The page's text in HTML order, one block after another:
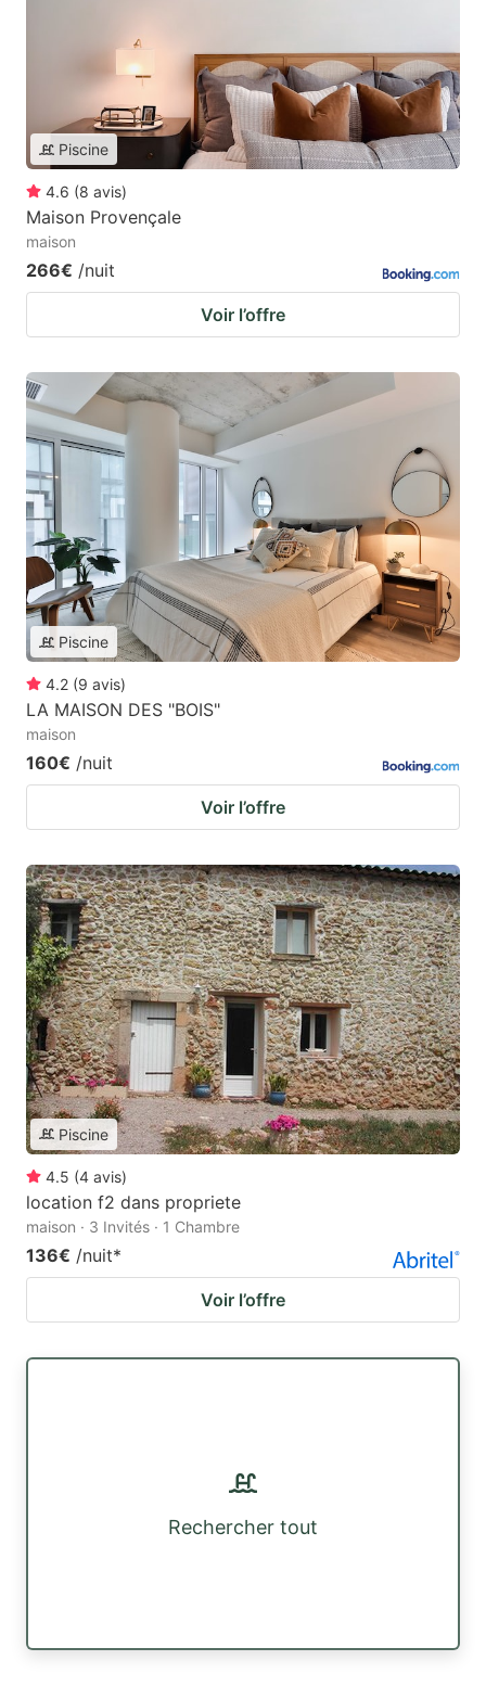
Piscine
4.6 (8 avis)
Maison Provençale
maison
266€ /nuit
Voir l’offre
Piscine
4.2 (9 avis)
LA MAISON DES "BOIS"
maison
160€ /nuit
Voir l’offre
Piscine
4.5 (4 avis)
location f2 dans propriete
maison · 3 Invités · 1 Chambre
136€ /nuit*
Voir l’offre
Rechercher tout